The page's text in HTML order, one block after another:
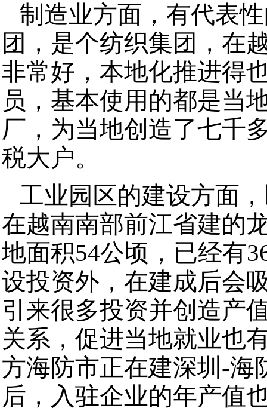
制造业方面，有代表
团，是个纺织集团，在
非常好，本地化推进得
员，基本使用的都是当
厂，为当地创造了七千
税大户。
工业园区的建设方面
在越南南部前江省建的
地面积54公顷，已经有
设投资外，在建成后会
引来很多投资并创造产
关系，促进当地就业也
方海防市正在建深圳-海
后，入驻企业的年产值